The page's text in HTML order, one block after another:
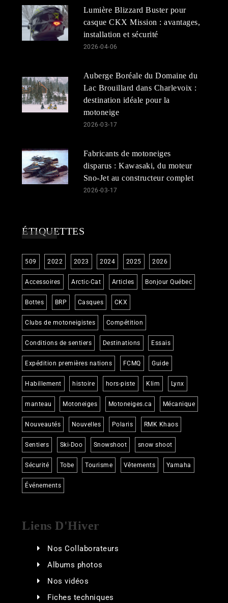
Lumière Blizzard Buster pour
casque CKX Mission : avantages,
installation et sécurité
2026-04-06
Auberge Boréale du Domaine du
Lac Brouillard dans Charlevoix :
destination idéale pour la
motoneige
2026-03-17
Fabricants de motoneiges
disparus : Kawasaki, du moteur
Sno-Jet au constructeur complet
2026-03-17
ÉTIQUETTES
509 2022 2023 2024 2025 2026
Accessoires Arctic-Cat Articles Bonjour Québec
Bottes BRP Casques CKX
Clubs de motoneigistes Compétition
Conditions de sentiers Destinations Essais
Expédition premières nations FCMQ Guide
Habillement histoire hors-piste Klim Lynx
manteau Motoneiges Motoneiges.ca Mécanique
Nouveautés Nouvelles Polaris RMK Khaos
Sentiers Ski-Doo Snowshoot snow shoot
Sécurité Tobe Tourisme Vêtements Yamaha
Événements
Liens D'Hiver
Nos Collaborateurs
Albums photos
Nos vidéos
Fiches techniques